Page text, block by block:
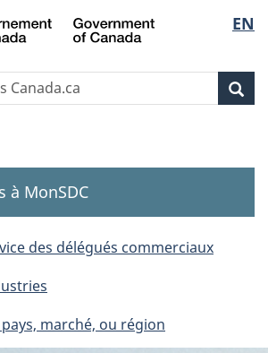
Passer
au
principal
Passer
à
Au
sujet
»
Passer
à
version
HTML
de
la
EN
Government
à MonSDC
des délégués commerciaux
marché, ou région